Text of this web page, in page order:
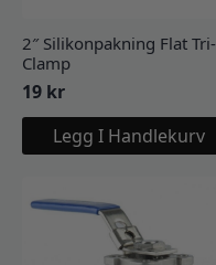
2″ Silikonpakning Flat Tri-
Clamp
19 kr
Legg I Handlekurv